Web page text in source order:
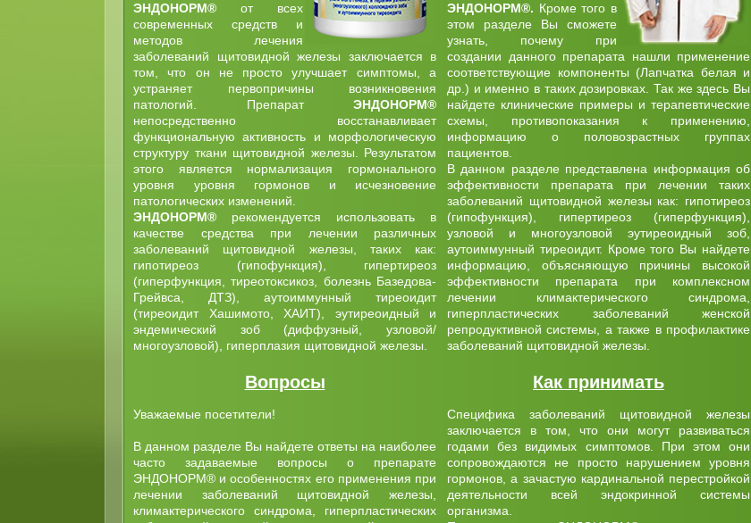
ЭНДОНОРМ® от всех
современных средств и
методов лечения
заболеваний щитовидной железы заключается в
том, что он не просто улучшает симптомы, а
устраняет первопричины возникновения
патологий. Препарат ЭНДОНОРМ®
непосредственно восстанавливает
функциональную активность и морфологическую
структуру ткани щитовидной железы. Результатом
этого является нормализация гормонального
уровня уровня гормонов и исчезновение
патологических изменений.
ЭНДОНОРМ® рекомендуется использовать в
качестве средства при лечении различных
заболеваний щитовидной железы, таких как:
гипотиреоз (гипофункция), гипертиреоз
(гиперфункция, тиреотоксикоз, болезнь Базедова-
Грейвса, ДТЗ), аутоиммунный тиреоидит
(тиреоидит Хашимото, ХАИТ), эутиреоидный и
эндемический зоб (диффузный, узловой/
многоузловой), гиперплазия щитовидной железы.
ЭНДОНОРМ®. Кроме того в
этом разделе Вы сможете
узнать, почему при
создании данного препарата нашли применение
соответствующие компоненты (Лапчатка белая и
др.) и именно в таких дозировках. Так же здесь Вы
найдете клинические примеры и терапевтические
схемы, противопоказания к применению,
информацию о половозрастных группах
пациентов.
В данном разделе представлена информация об
эффективности препарата при лечении таких
заболеваний щитовидной железы как: гипотиреоз
(гипофункция), гипертиреоз (гиперфункция),
узловой и многоузловой эутиреоидный зоб,
аутоиммунный тиреоидит. Кроме того Вы найдете
информацию, объясняющую причины высокой
эффективности препарата при комплексном
лечении климактерического синдрома,
гиперпластических заболеваний женской
репродуктивной системы, а также в профилактике
заболеваний щитовидной железы.
Вопросы
Уважаемые посетители!
В данном разделе Вы найдете ответы на наиболее
часто задаваемые вопросы о препарате
ЭНДОНОРМ® и особенностях его применения при
лечении заболеваний щитовидной железы,
климактерического синдрома, гиперпластических
Как принимать
Специфика заболеваний щитовидной железы
заключается в том, что они могут развиваться
годами без видимых симптомов. При этом они
сопровождаются не просто нарушением уровня
гормонов, а зачастую кардинальной перестройкой
деятельности всей эндокринной системы
организма.